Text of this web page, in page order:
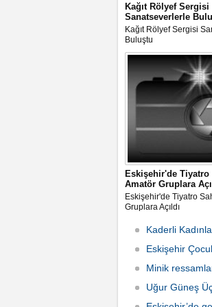
Kağıt Rölyef Sergisi
Sanatseverlerle
Kağıt Rölyef Sergisi
Buluştu
Eskişehir'de Tiyatro
Amatör Gruplara
Eskişehir'de Tiyatro
Gruplara Açıldı
Kaderli
Eskişehir
Minik
Uğur Güneş